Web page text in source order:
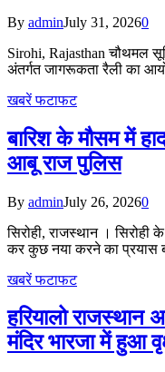
By adminJuly 31, 20260
Sirohi, Rajasthan चौथमल
अंतर्गत जागरूकता रैली का
खबरें फटाफट
बारिश के मौसम में
आबू राज पुलिस
By adminJuly 26, 20260
सिरोही, राजस्थान । सिरोही
कर कुछ नया करने का प्रयास
खबरें फटाफट
हरियालो राजस्थान
मंदिर भारजा में हुआ